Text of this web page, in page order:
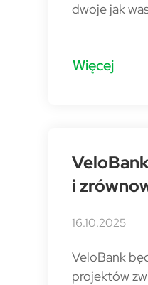
dwoje jak
Więcej
i
16.10.2025
VeloBank
projektów